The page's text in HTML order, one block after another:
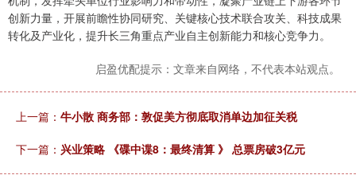
创新力量，开展前瞻性协同研究、关键核心技术联合攻关、科技成果
转化及产业化，提升长三角重点产业自主创新能力和核心竞争力。
启盈优配提示：文章来自网络，不代表本站观点。
上一篇： 牛小散 商务部：敦促美方彻底取消单边加征关税
下一篇： 兴业策略 《碟中谍8：最终清算 》 总票房破3亿元